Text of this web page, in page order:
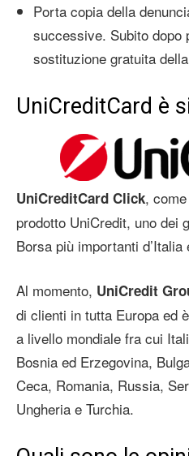
Porta copia della
successive. Subito dopo
sostituzione gratuita
UniCreditCard è
UniCreditCard Click,
prodotto UniCredit, uno dei
Borsa più importanti d’Italia
Al momento, UniCredit
di clienti in tutta Europa ed
a livello mondiale fra cui
Bosnia ed Erzegovina,
Ceca, Romania, Russia,
Ungheria e Turchia.